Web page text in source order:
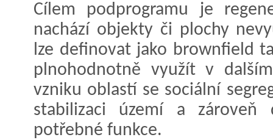
Cílem podprogramu je
nachází objekty či plochy
lze definovat jako brownfield
plnohodnotně využít v
vzniku oblastí se sociální
stabilizaci území a
potřebné funkce.